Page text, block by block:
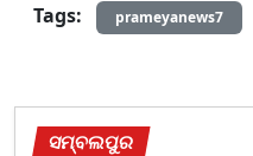
Tags:
prameyanews7
ସମ୍ବଲପୁର